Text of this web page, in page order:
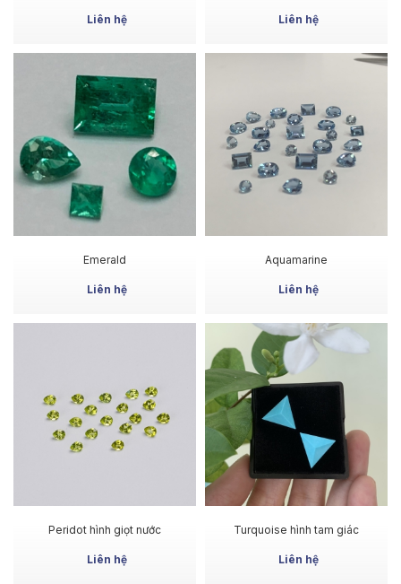
Liên hệ Liên hệ
MUA NGAY
Emerald
Liên hệ
MUA NGAY
Aquamarine
Liên hệ
MUA NGAY
Peridot hình giọt nước
Liên hệ
MUA NGAY
Turquoise hình tam giác
Liên hệ